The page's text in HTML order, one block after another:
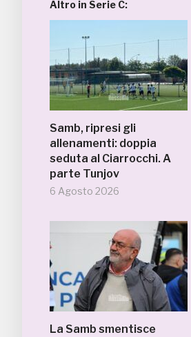
Altro in Serie C:
Samb, ripresi gli
allenamenti: doppia
seduta al Ciarrocchi. A
parte Tunjov
6 Agosto 2026
La Samb smentisce